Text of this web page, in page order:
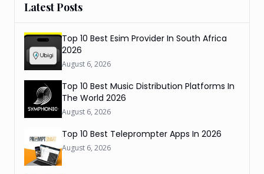
Latest Posts
Top 10 Best Esim Provider In South Africa
2026
August 6, 2026
Top 10 Best Music Distribution Platforms In
The World 2026
August 6, 2026
Top 10 Best Teleprompter Apps In 2026
August 6, 2026